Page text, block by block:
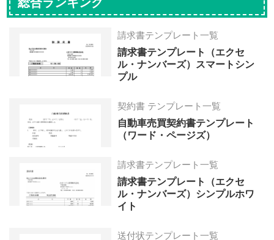
ー
ジ
へ
ー
ー
ジ
請求書テンプレート一覧
請求書テンプレート（エクセ
ル・ナンバーズ）スマートシン
プル
契約書 テンプレート一覧
自動車売買契約書テンプレート
（ワード・ページズ）
請求書テンプレート一覧
請求書テンプレート（エクセ
ル・ナンバーズ）シンプルホワ
イト
送付状テンプレート一覧